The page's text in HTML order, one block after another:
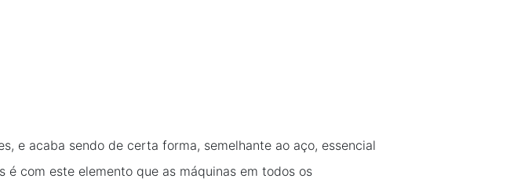
e acaba sendo de certa forma, semelhante ao aço, essencial
com este elemento que as máquinas em todos os